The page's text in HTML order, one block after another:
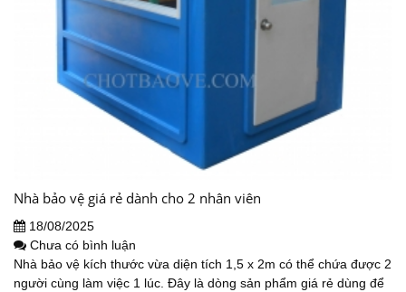
Nhà bảo vệ giá rẻ dành cho 2 nhân viên
18/08/2025
Chưa có bình luận
Nhà bảo vệ kích thước vừa diện tích 1,5 x 2m có thể chứa được 2
người cùng làm việc 1 lúc. Đây là dòng sản phẩm giá rẻ dùng để